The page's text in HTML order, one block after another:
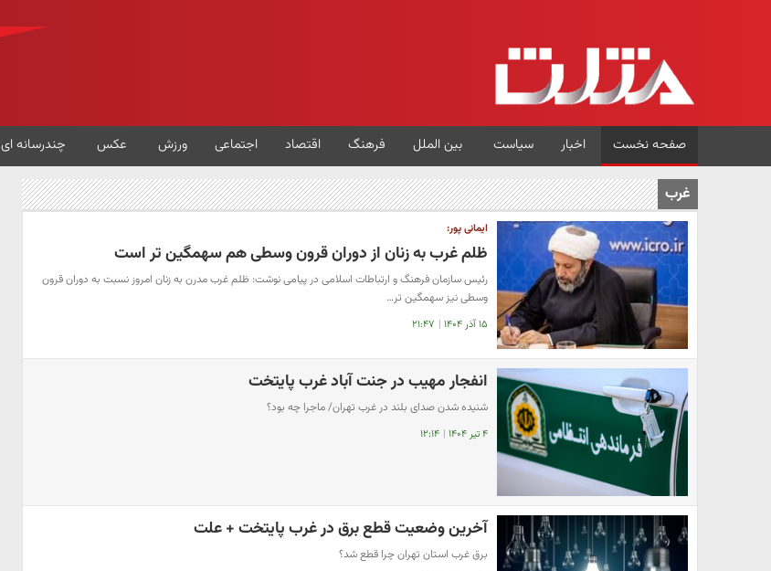
صفحه نخست اخبار سیاست بین الملل فرهنگ اقتصاد اجتماعی ورزش عکس چندرسانه ای
غرب
ایمانی پور:
ظلم غرب به زنان از دوران قرون وسطی هم سهمگین تر است
رئیس سازمان فرهنگ و ارتباطات اسلامی در پیامی نوشت: ظلم غرب مدرن به زنان امروز نسبت به دوران قرون
وسطی نیز سهمگین تر…
۱۵ آذر ۱۴۰۴ | ۲۱:۴۷
انفجار مهیب در جنت آباد غرب پایتخت
شنیده شدن صدای بلند در غرب تهران/ ماجرا چه بود؟
۴ تیر ۱۴۰۴ | ۱۲:۱۴
آخرین وضعیت قطع برق در غرب پایتخت + علت
برق غرب استان تهران چرا قطع شد؟